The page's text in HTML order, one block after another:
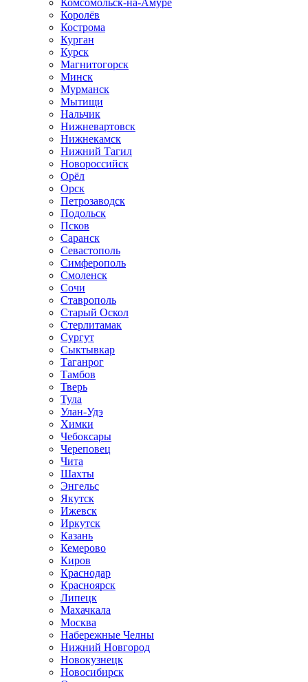
Комсомольск-на-Амуре
Королёв
Кострома
Курган
Курск
Магнитогорск
Минск
Мурманск
Мытищи
Нальчик
Нижневартовск
Нижнекамск
Нижний Тагил
Новороссийск
Орёл
Орск
Петрозаводск
Подольск
Псков
Саранск
Севастополь
Симферополь
Смоленск
Сочи
Ставрополь
Старый Оскол
Стерлитамак
Сургут
Сыктывкар
Таганрог
Тамбов
Тверь
Тула
Улан-Удэ
Химки
Чебоксары
Череповец
Чита
Шахты
Энгельс
Якутск
Ижевск
Иркутск
Казань
Кемерово
Киров
Краснодар
Красноярск
Липецк
Махачкала
Москва
Набережные Челны
Нижний Новгород
Новокузнецк
Новосибирск